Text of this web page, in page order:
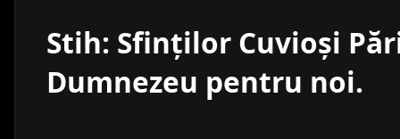
Stih: Sfinţilor Cuvioşi
Dumnezeu pentru noi.